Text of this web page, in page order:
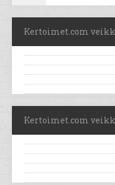
Kertoimet.com
Kertoimet.com